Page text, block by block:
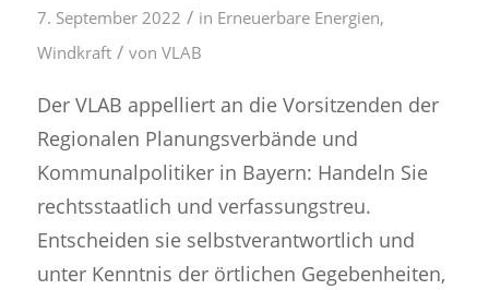
7. September 2022 / in Erneuerbare Energien,
Windkraft / von VLAB
Der VLAB appelliert an die Vorsitzenden der
Regionalen Planungsverbände und
Kommunalpolitiker in Bayern: Handeln Sie
rechtsstaatlich und verfassungstreu.
Entscheiden sie selbstverantwortlich und
unter Kenntnis der örtlichen Gegebenheiten,